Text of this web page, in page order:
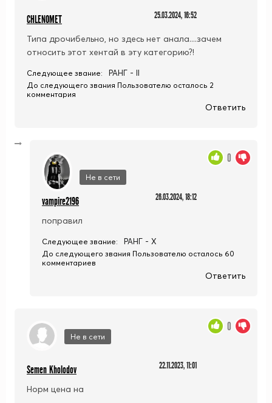
CHLENOMET 25.03.2024, 16:52
Типа дрочибельно, но здесь нет анала....зачем
относить этот хентай в эту категорию?!
Следующее звание: РАНГ - II
До следующего звания Пользователю осталось 2
комментария
Ответить
Не в сети
vampire2196 26.03.2024, 18:12
поправил
0
Следующее звание: РАНГ - X
До следующего звания Пользователю осталось 60
комментариев
Ответить
Не в сети
Semen Kholodov 22.11.2023, 11:01
Норм цена на
0